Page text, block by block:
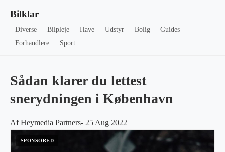
Bilklar
Diverse Bilpleje Have Udstyr Bolig
Guides
Forhandlere
Sport
Sådan klarer du lettest
snerydningen i København
Af Heymedia Partners- 25 Aug 2022